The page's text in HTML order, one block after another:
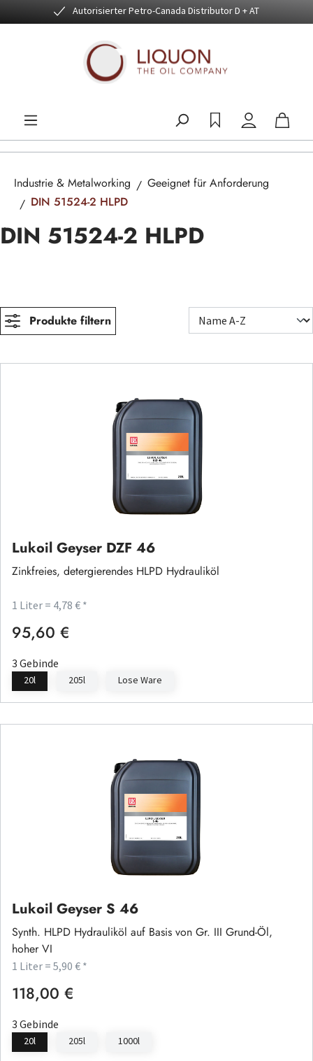
Zum Hauptinhalt springenAutorisierter Petro-Canada Distributor D + AT
Industrie & Metalworking
Geeignet für Anforderung
DIN 51524-2 HLPD
DIN 51524-2 HLPD
Produkte filtern
Lukoil Geyser DZF 46
Zinkfreies, detergierendes HLPD Hydrauliköl
1 Liter = 4,78 € *
Regulärer Preis:
95,60 €
3 Gebinde
20l 205l Lose Ware
Lukoil Geyser S 46
Synth. HLPD Hydrauliköl auf Basis von Gr. III Grund-Öl,
hoher VI
1 Liter = 5,90 € *
Regulärer Preis:
118,00 €
3 Gebinde
20l 205l 1000l